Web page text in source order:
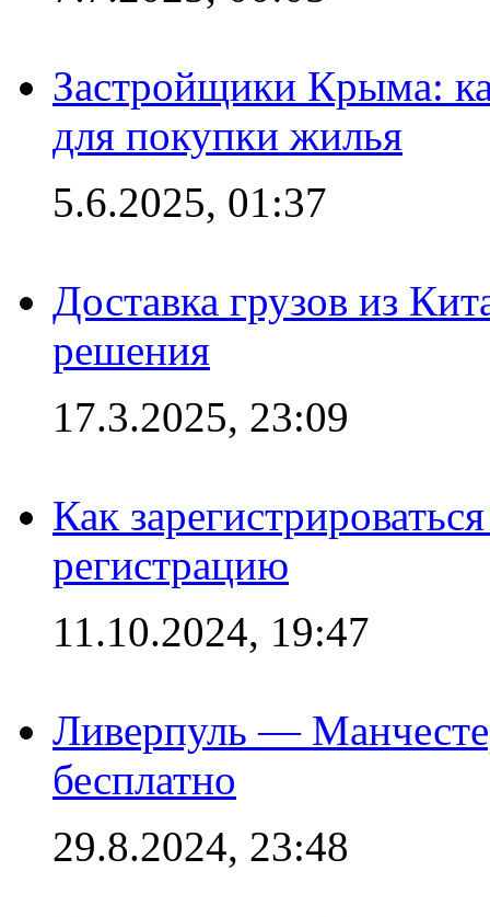
Застройщики Крыма:
для покупки жилья
5.6.2025, 01:37
Доставка грузов из
решения
17.3.2025, 23:09
Как
регистрацию
11.10.2024, 19:47
Ливерпуль —
бесплатно
29.8.2024, 23:48